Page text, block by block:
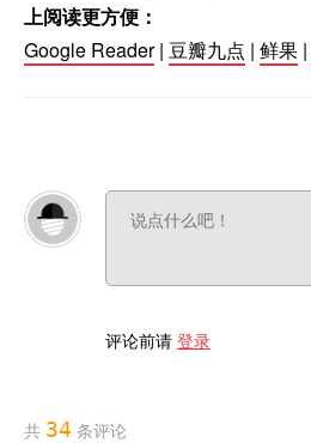
上阅读更方便：
Google Reader| 豆瓣九点 | 鲜果 |
评论前请 登录
共 34 条评论